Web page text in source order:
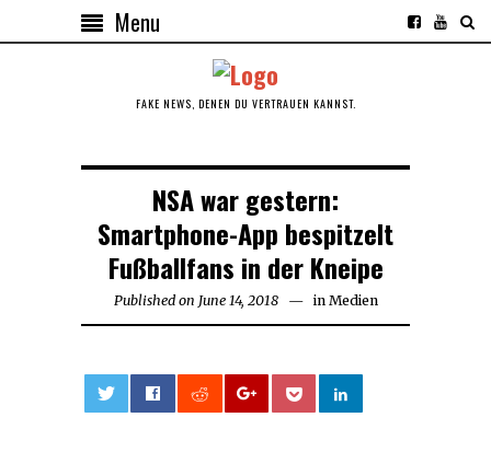
Menu
FAKE NEWS, DENEN DU VERTRAUEN KANNST.
NSA war gestern:
Smartphone-App bespitzelt
Fußballfans in der Kneipe
Published on June 14, 2018June in Medien